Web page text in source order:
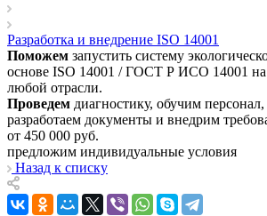
Разработка и внедрение ISO 14001
Поможем запустить систему
основе ISO 14001 / ГОСТ Р ИСО 14001 на
любой отрасли.
Проведем диагностику, обучим
разработаем документы и внедрим
от 450 000 руб.
предложим индивидуальные условия
Назад к списку